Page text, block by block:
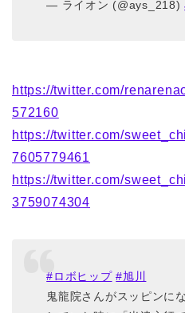
— ライオン (@ays_218)
https://twitter.com/
572160
https://twitter.com/
7605779461
https://twitter.com/
3759074304
#ロボヒップ #旭川
鬼龍院さんがスッピンに